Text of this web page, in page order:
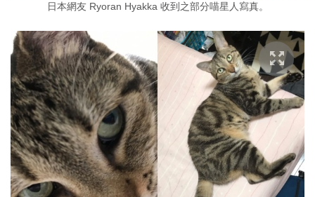
日本網友 Ryoran Hyakka 收到之部分喵星人寫真。